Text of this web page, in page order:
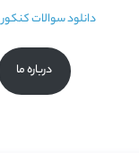
دانلود سوالات کنکور
درباره ما